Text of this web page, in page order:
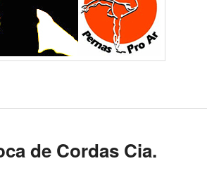
de Cordas Cia.